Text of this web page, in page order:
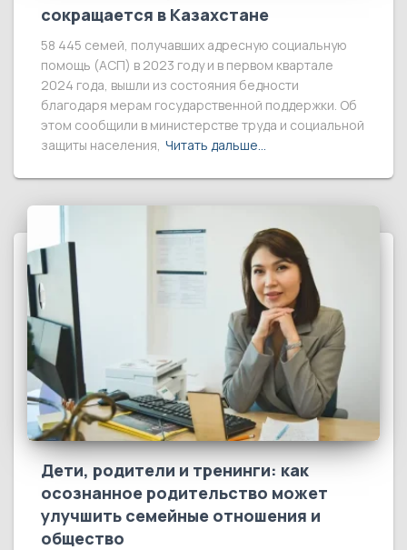
сокращается в Казахстане
58 445 семей, получавших адресную социальную
помощь (АСП) в 2023 году и в первом квартале
2024 года, вышли из состояния бедности
благодаря мерам государственной поддержки. Об
этом сообщили в министерстве труда и социальной
защиты населения, Читать дальше…
Дети, родители и тренинги: как
осознанное родительство может
улучшить семейные отношения и
общество